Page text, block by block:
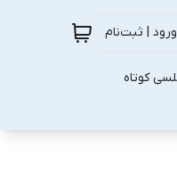
ورود | ثبت‌نام
کوتاه